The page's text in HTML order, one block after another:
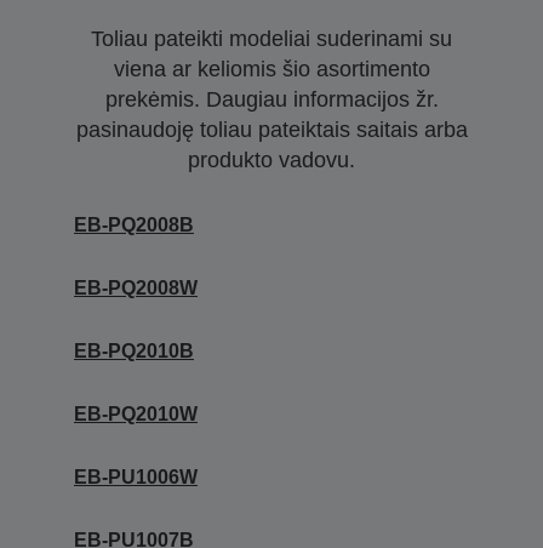
Toliau pateikti modeliai suderinami su
viena ar keliomis šio asortimento
prekėmis. Daugiau informacijos žr.
pasinaudoję toliau pateiktais saitais arba
produkto vadovu.
EB-PQ2008B
EB-PQ2008W
EB-PQ2010B
EB-PQ2010W
EB-PU1006W
EB-PU1007B